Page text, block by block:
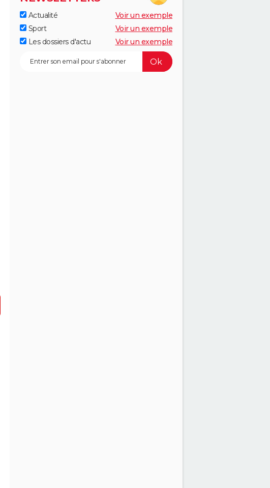
Actualité
Voir un exemple
Sport
Voir un exemple
Les dossiers d'actu
Voir un exemple